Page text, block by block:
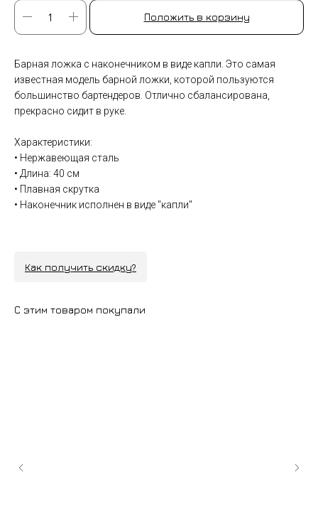
Положить в корзину
Барная ложка с наконечником в виде капли. Это самая
известная модель барной ложки, которой пользуются
большинство бартендеров. Отлично сбалансирована,
прекрасно сидит в руке.
Характеристики:
• Нержавеющая сталь
• Длина: 40 см
• Плавная скрутка
• Наконечник исполнен в виде "капли"
Как получить скидку?
С этим товаром покупали